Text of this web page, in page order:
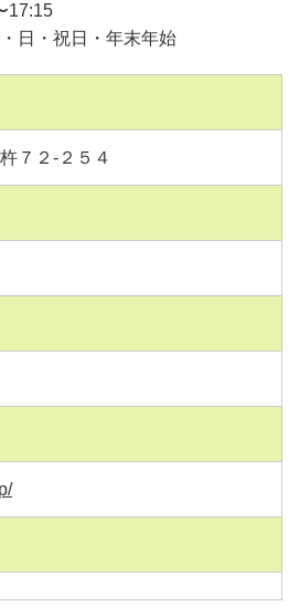
17:15
日・祝日・年末年始
７２-２５４